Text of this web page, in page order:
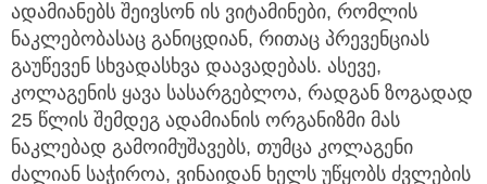
ადამიანებს შეივსონ ის ვიტამინები, რომლის
ნაკლებობასაც განიცდიან, რითაც პრევენციას
გაუწევენ სხვადასხვა დაავადებას. ასევე,
კოლაგენის ყავა სასარგებლოა, რადგან ზოგადად
25 წლის შემდეგ ადამიანის ორგანიზმი მას
ნაკლებად გამოიმუშავებს, თუმცა კოლაგენი
ძალიან საჭიროა, ვინაიდან ხელს უწყობს ძვლების